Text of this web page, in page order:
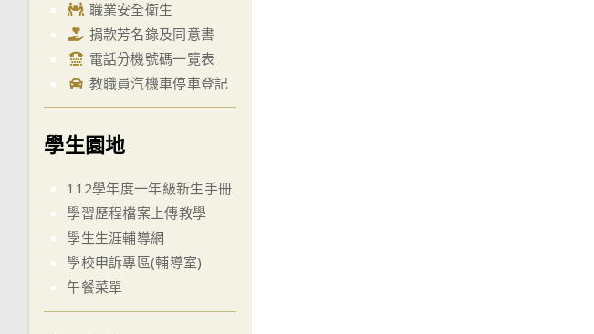
職業安全衛生
捐款芳名錄及同意書
電話分機號碼一覽表
教職員汽機車停車登記
學生園地
112學年度一年級新生手冊
學習歷程檔案上傳教學
學生生涯輔導網
學校申訴專區(輔導室)
午餐菜單